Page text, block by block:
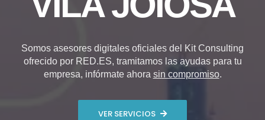
Somos asesores digitales oficiales del Kit Consulting
ofrecido por RED.ES, tramitamos las ayudas para tu
empresa, infórmate ahora sin compromiso.
VER SERVICIOS